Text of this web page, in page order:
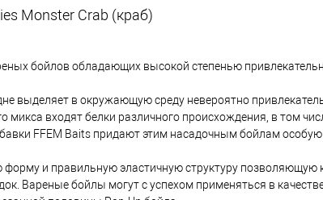
Monster Crab (краб)
бойлов обладающих высокой степенью
выделяет в окружающую среду невероятно
микса входят белки различного происхождения, в том
FFEM Baits придают этим насадочным бойлам особую
и правильную эластичную структуру позволяющую
Вареные бойлы могут с успехом применяться в